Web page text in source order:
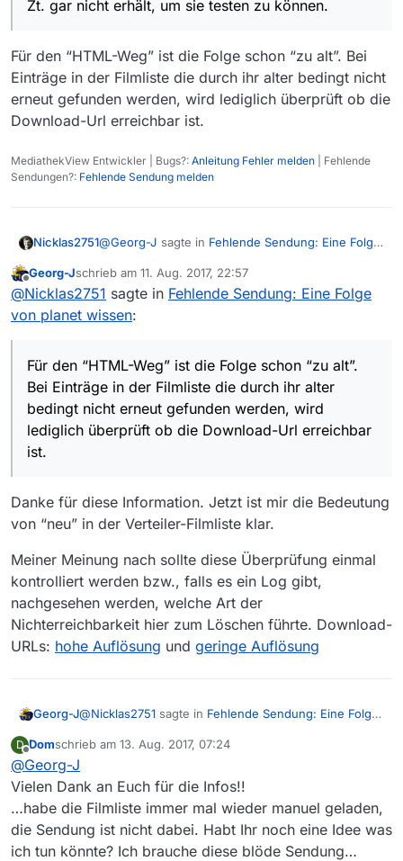
Zt. gar nicht erhält, um sie testen zu können.
Für den “HTML-Weg” ist die Folge schon “zu alt”. Bei
Einträge in der Filmliste die durch ihr alter bedingt nicht
erneut gefunden werden, wird lediglich überprüft ob die
Download-Url erreichbar ist.
MediathekView Entwickler | Bugs?: Anleitung Fehler melden | Fehlende
Sendungen?: Fehlende Sendung melden
Nicklas2751@Georg-J sagte in Fehlende Sendung: Eine Folge
@Nicklas2751Das sehe ich auch so. Gestern
Film-URL erreichbar. Vielleicht gibt es auch
der Crawler die URL z. Zt. gar nicht erhält,
um sie testen zu können.
Für den “HTML-Weg” ist die Folge schon “zu alt”.
bedingt nicht erneut gefunden werden, wird
lediglich überprüft ob die Download-Url erreichbar
ist.
Offline
Georg-Jschrieb am 11. Aug. 2017, 22:57
zuletzt editiert von
@Nicklas2751 sagte in Fehlende Sendung: Eine Folge
von planet wissen:
Für den “HTML-Weg” ist die Folge schon “zu alt”.
Bei Einträge in der Filmliste die durch ihr alter
bedingt nicht erneut gefunden werden, wird
lediglich überprüft ob die Download-Url erreichbar
ist.
Danke für diese Information. Jetzt ist mir die Bedeutung
von “neu” in der Verteiler-Filmliste klar.
Meiner Meinung nach sollte diese Überprüfung einmal
kontrolliert werden bzw., falls es ein Log gibt,
nachgesehen werden, welche Art der
Nichterreichbarkeit hier zum Löschen führte. Download-
URLs: hohe Auflösung und geringe Auflösung
Georg-J@Nicklas2751 sagte in Fehlende Sendung: Eine Folge
alt”. Bei Einträge in der Filmliste die durch ihr
alter bedingt nicht erneut gefunden werden,
wird lediglich überprüft ob die Download-Url
erreichbar ist.
Danke für diese Information. Jetzt ist mir die
Bedeutung von “neu” in der Verteiler-Filmliste klar.
Meiner Meinung nach sollte diese Überprüfung
einmal kontrolliert werden bzw., falls es ein Log gibt,
D
Offline
Domschrieb am 13. Aug. 2017, 07:24
zuletzt editiert von
@Georg-J
Vielen Dank an Euch für die Infos!!
…habe die Filmliste immer mal wieder manuel geladen,
die Sendung ist nicht dabei. Habt Ihr noch eine Idee was
ich tun könnte? Ich brauche diese blöde Sendung…